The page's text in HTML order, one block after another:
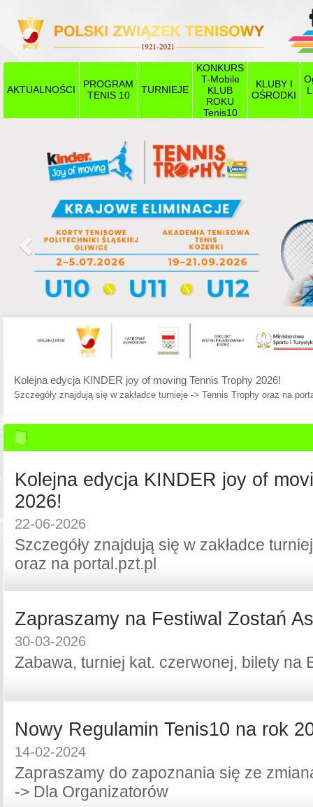
AKTUALNOŚCI
PROGRAM
TENIS 10
TURNIEJE
KONKURS
T-Mobile
KLUB
ROKU
Tenis10
KLUBY I
OŚRODKI
Poprzedni
Zapraszamy na Festiwal Zostań Asem!
Zabawa, turniej kat. czerwonej, bilety na BJKC Cup!
Kolejna edycja KINDER joy of
2026!
22-06-2026
Szczegóły znajdują się w zakładce
oraz na portal.pzt.pl
Zapraszamy na Festiwal Zostań
30-03-2026
Zabawa, turniej kat. czerwonej, bilety na
Nowy Regulamin Tenis10 na rok
14-02-2024
Zapraszamy do zapoznania się ze
-> Dla Organizatorów